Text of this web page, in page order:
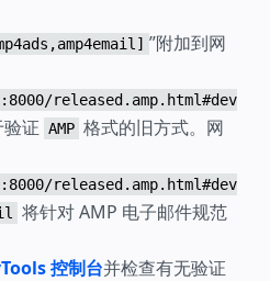
”附加到网
released.amp.html#dev
证 AMP 格式的旧方式。网
released.amp.html#dev
将针对 AMP 电子邮件规范
控制台并检查有无验证